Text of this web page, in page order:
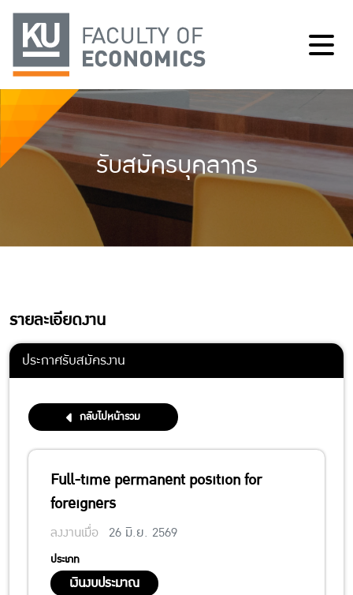
รับสมัครบุคลากร
รายละเอียดงาน
ประกาศรับสมัครงาน
กลับไปหน้ารวม
Full-time permanent position for
foreigners
ลงงานเมื่อ 26 มิ.ย. 2569
ประเภท
เงินงบประมาณ